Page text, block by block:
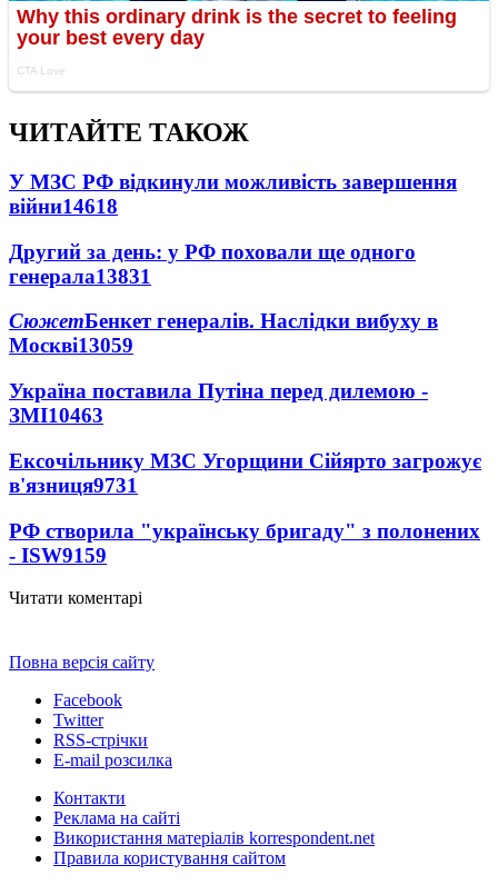
ЧИТАЙТЕ ТАКОЖ
У МЗС РФ відкинули можливість завершення
війни14618
Другий за день: у РФ поховали ще одного
генерала13831
СюжетБенкет генералів. Наслідки вибуху в
Москві13059
Україна поставила Путіна перед дилемою -
ЗМІ10463
Ексочільнику МЗС Угорщини Сійярто загрожує
в'язниця9731
РФ створила "українську бригаду" з полонених
- ISW9159
Читати коментарі
Повна версія сайту
Facebook
Twitter
RSS-стрічки
E-mail розсилка
Контакти
Реклама на сайті
Використання матеріалів korrespondent.net
Правила користування сайтом